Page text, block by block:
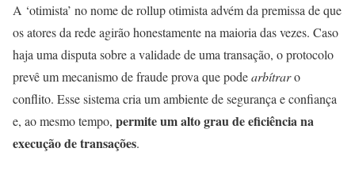
A ‘otimista’ no nome de rollup otimista advém da premissa de que
os atores da rede agirão honestamente na maioria das vezes. Caso
haja uma disputa sobre a validade de uma transação, o protocolo
prevê um mecanismo de fraude prova que podearbítraro
conflito. Esse sistema cria um ambiente de segurança e confiança
e, ao mesmo tempo, permite um alto grau de eficiência na
execução de transações.